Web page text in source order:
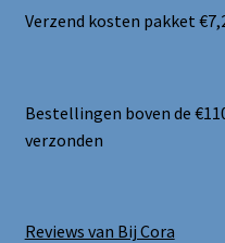
Verzend kosten pakket
Bestellingen boven de
verzonden
Reviews van Bij Cora